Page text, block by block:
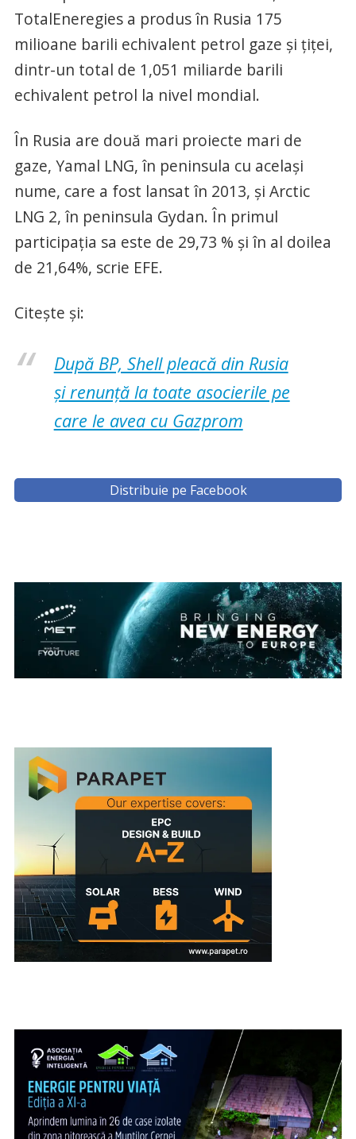
TotalEneregies a produs în Rusia 175
milioane barili echivalent petrol gaze şi ţiţei,
dintr-un total de 1,051 miliarde barili
echivalent petrol la nivel mondial.
În Rusia are două mari proiecte mari de
gaze, Yamal LNG, în peninsula cu acelaşi
nume, care a fost lansat în 2013, şi Arctic
LNG 2, în peninsula Gydan. În primul
participaţia sa este de 29,73 % şi în al doilea
de 21,64%, scrie EFE.
Citește și:
După BP, Shell pleacă din Rusia
și renunță la toate asocierile pe
care le avea cu Gazprom
Distribuie pe Facebook